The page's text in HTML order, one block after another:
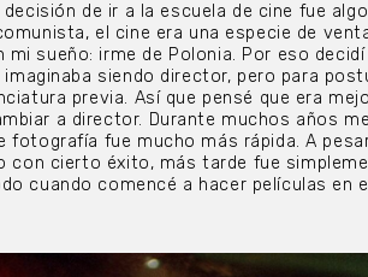
de ir a la escuela de cine fue
el cine era una especie de
sueño: irme de Polonia. Por eso decidí
siendo director, pero para
previa. Así que pensé que era
a director. Durante muchos años
fue mucho más rápida. A
con cierto éxito, más tarde fue
cuando comencé a hacer películas en el